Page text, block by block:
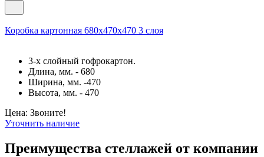
Коробка картонная 680х470х470 3 слоя
3-х слойный гофрокартон.
Длина, мм. - 680
Ширина, мм. -470
Высота, мм. - 470
Цена: Звоните!
Уточнить наличие
Преимущества стеллажей от компании